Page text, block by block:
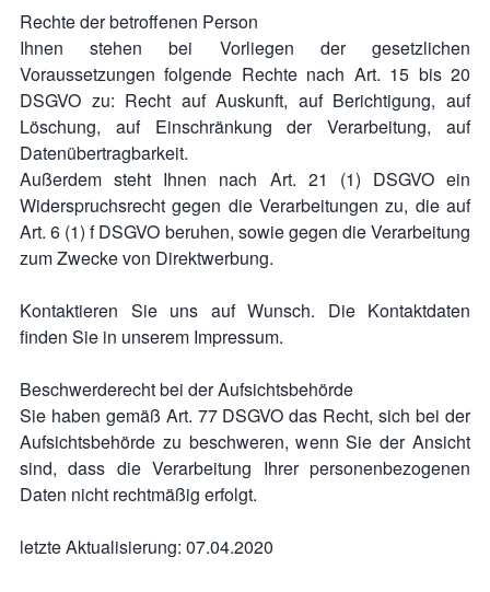
Rechte der betroffenen Person
Ihnen stehen bei Vorliegen der gesetzlichen
Voraussetzungen folgende Rechte nach Art. 15 bis 20
DSGVO zu: Recht auf Auskunft, auf Berichtigung, auf
Löschung, auf Einschränkung der Verarbeitung, auf
Datenübertragbarkeit.
Außerdem steht Ihnen nach Art. 21 (1) DSGVO ein
Widerspruchsrecht gegen die Verarbeitungen zu, die auf
Art. 6 (1) f DSGVO beruhen, sowie gegen die Verarbeitung
zum Zwecke von Direktwerbung.
Kontaktieren Sie uns auf Wunsch. Die Kontaktdaten
finden Sie in unserem Impressum.
Beschwerderecht bei der Aufsichtsbehörde
Sie haben gemäß Art. 77 DSGVO das Recht, sich bei der
Aufsichtsbehörde zu beschweren, wenn Sie der Ansicht
sind, dass die Verarbeitung Ihrer personenbezogenen
Daten nicht rechtmäßig erfolgt.
letzte Aktualisierung: 07.04.2020